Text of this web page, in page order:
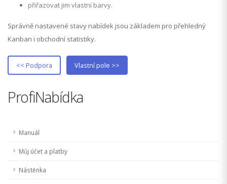
přiřazovat jim vlastní barvy.
Správně nastavené stavy nabídek jsou základem pro přehledný
Kanban i obchodní statistiky.
<< Podpora Vlastní pole >>
ProfiNabídka
Manuál
Můj účet a platby
Nástěnka